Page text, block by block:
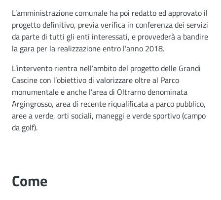
L’amministrazione comunale ha poi redatto ed approvato il
progetto definitivo, previa verifica in conferenza dei servizi
da parte di tutti gli enti interessati, e provvederà a bandire
la gara per la realizzazione entro l’anno 2018.
L’intervento rientra nell’ambito del progetto delle Grandi
Cascine con l’obiettivo di valorizzare oltre al Parco
monumentale e anche l’area di Oltrarno denominata
Argingrosso, area di recente riqualificata a parco pubblico,
aree a verde, orti sociali, maneggi e verde sportivo (campo
da golf).
Come